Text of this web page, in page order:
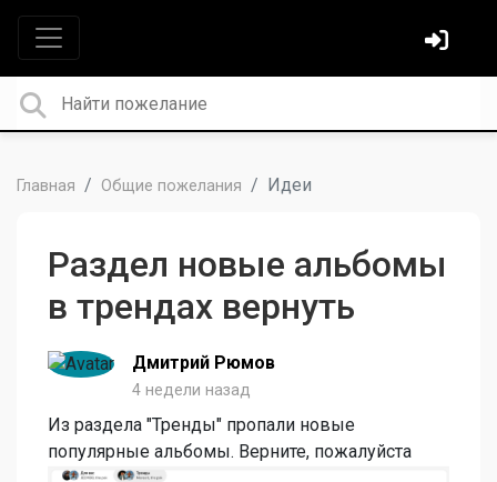
Главная Общие пожелания Идеи
Раздел новые альбомы
в трендах вернуть
Дмитрий Рюмов
4 недели назад
Из раздела "Тренды" пропали новые
популярные альбомы. Верните, пожалуйста